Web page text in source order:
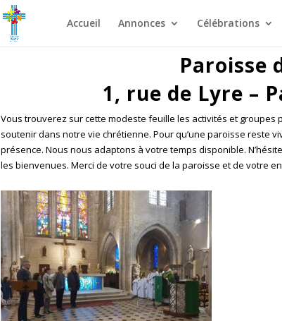
Accueil Annonces Célébrations
Paroisse
1, rue de Lyre –
Vous trouverez sur cette modeste feuille les activités et
soutenir dans notre vie chrétienne. Pour qu’une paroisse reste
présence. Nous nous adaptons à votre temps disponible.
les bienvenues. Merci de votre souci de la paroisse et de votre